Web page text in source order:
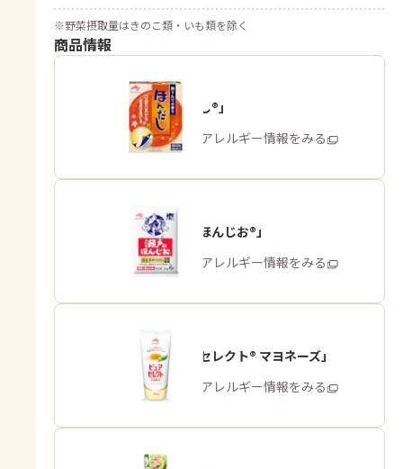
※野菜摂取量はきのこ類・いも類を除く
商品情報
「ほんだし®」
商品・アレルギー情報をみる
「瀬戸のほんじお®」
商品・アレルギー情報をみる
「ピュアセレクト® マヨネーズ」
商品・アレルギー情報をみる